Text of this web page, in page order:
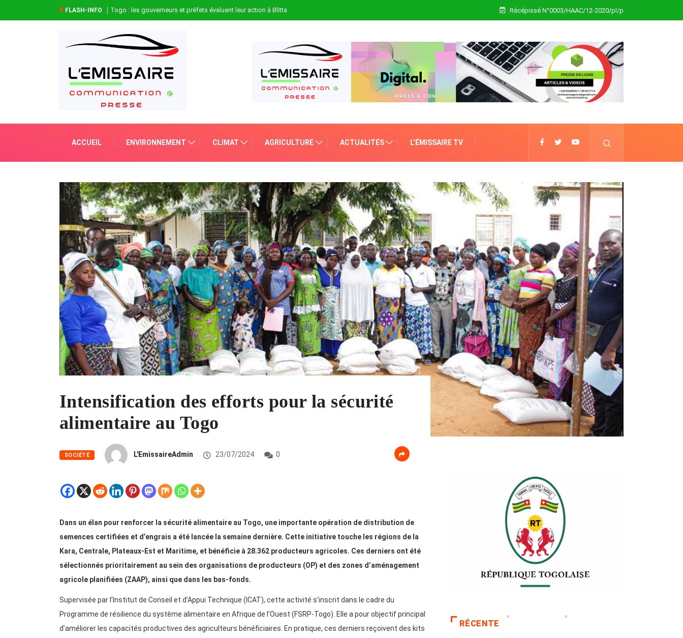
FLASH-INFO Togo : les gouverneurs et préfets évaluent leur action à Blitta Récépissé N°0003/HAAC/12-2020/pl/p
ACCUEIL ENVIRONNEMENT CLIMAT AGRICULTURE ACTUALITÉS L’ÉMISSAIRE TV
Intensification des efforts pour la sécurité
alimentaire au Togo
SOCIÉTÉ L'EmissaireAdmin 23/07/2024 0
Dans un élan pour renforcer la sécurité alimentaire au Togo, une importante opération de distribution de
semences certifiées et d’engrais a été lancée la semaine dernière. Cette initiative touche les régions de la
Kara, Centrale, Plateaux-Est et Maritime, et bénéficie à 28.362 producteurs agricoles. Ces derniers ont été
sélectionnés prioritairement au sein des organisations de producteurs (OP) et des zones d’aménagement
agricole planifiées (ZAAP), ainsi que dans les bas-fonds.
Supervisée par l’Institut de Conseil et d’Appui Technique (ICAT), cette activité s’inscrit dans le cadre du
Programme de résilience du système alimentaire en Afrique de l’Ouest (FSRP-Togo). Elle a pour objectif principal
d’améliorer les capacités productives des agriculteurs bénéficiaires. En pratique, ces derniers reçoivent des kits
RÉCENTE